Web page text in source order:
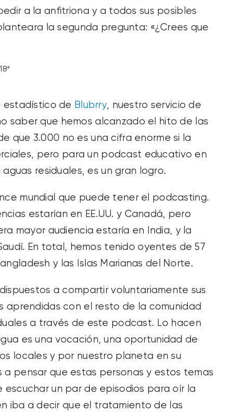
a la anfitriona y a todos sus posibles
la segunda pregunta: «¿Crees que
18ª
estadístico de Blubrry, nuestro servicio de
saber que hemos alcanzado el hito de las
que 3.000 no es una cifra enorme si la
pero para un podcast educativo en
residuales, es un gran logro.
mundial que puede tener el podcasting.
estarían en EE.UU. y Canadá, pero
mayor audiencia estaría en India, y la
En total, hemos tenido oyentes de 57
y las Islas Marianas del Norte.
a compartir voluntariamente sus
aprendidas con el resto de la comunidad
a través de este podcast. Lo hacen
es una vocación, una oportunidad de
locales y por nuestro planeta en su
pensar que estas personas y estos temas
escuchar un par de episodios para oír la
iba a decir que el tratamiento de las